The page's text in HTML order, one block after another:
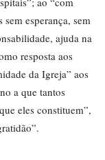
esperança, sem
ajuda na
resposta aos
da Igreja” aos
a que tantos
eles constituem”,